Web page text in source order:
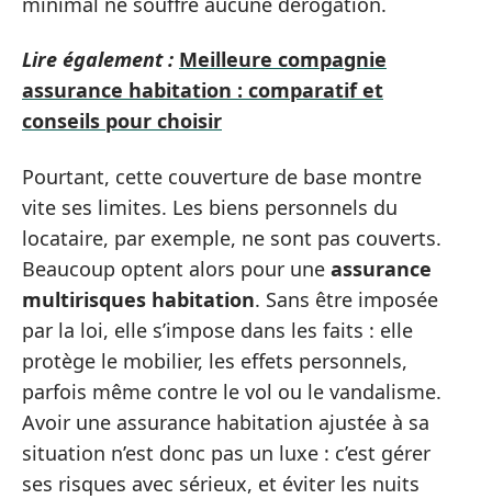
Lire également : Meilleure compagnie
assurance habitation : comparatif et
conseils pour choisir
Pourtant, cette couverture de base montre
vite ses limites. Les biens personnels du
locataire, par exemple, ne sont pas couverts.
Beaucoup optent alors pour une assurance
multirisques habitation. Sans être imposée
par la loi, elle s’impose dans les faits : elle
protège le mobilier, les effets personnels,
parfois même contre le vol ou le vandalisme.
Avoir une assurance habitation ajustée à sa
situation n’est donc pas un luxe : c’est gérer
ses risques avec sérieux, et éviter les nuits